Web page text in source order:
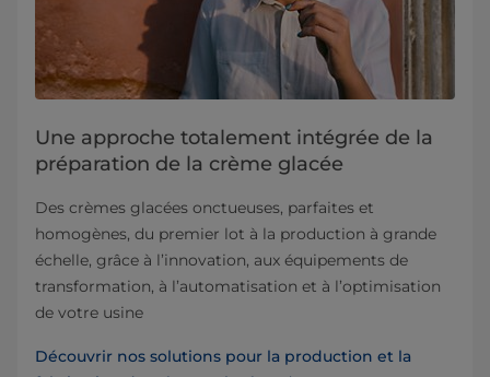
Une approche totalement intégrée de la
préparation de la crème glacée
Des crèmes glacées onctueuses, parfaites et
homogènes, du premier lot à la production à grande
échelle, grâce à l’innovation, aux équipements de
transformation, à l’automatisation et à l’optimisation
de votre usine
Découvrir nos solutions pour la production et la